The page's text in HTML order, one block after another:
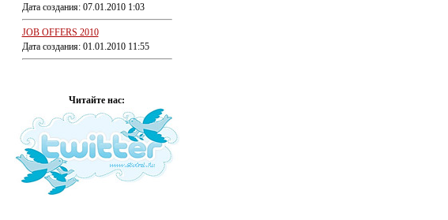
Дата создания: 07.01.2010 1:03
JOB OFFERS 2010
Дата создания: 01.01.2010 11:55
Читайте нас: